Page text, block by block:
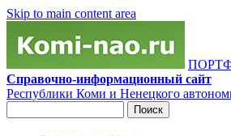
Skip to main content area
Справочно-информационный сайт
Республики Коми и Ненецкого